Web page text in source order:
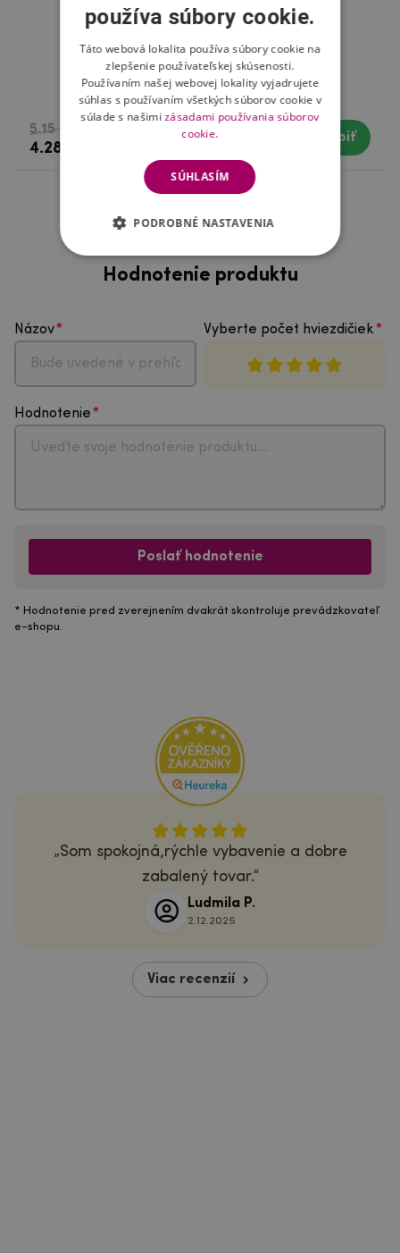
Swissten čistič displejov 2v1
5.15 €
4.28 €
Kúpiť
Hodnotenie produktu
Názov Vyberte počet hviezdičiek
Hodnotenie
Poslať hodnotenie
* Hodnotenie pred zverejnením dvakrát skontroluje prevádzkovateľ
e-shopu.
Som spokojná,rýchle vybavenie a dobre
zabalený tovar.
Ludmila P.
2.12.2025
Viac recenzií
používa súbory cookie.
Táto webová lokalita používa súbory cookie na
zlepšenie používateľskej skúsenosti.
Používaním našej webovej lokality vyjadrujete
súhlas s používaním všetkých súborov cookie v
súlade s našimizásadami používania súborov
cookie.
SÚHLASÍM
PODROBNÉ NASTAVENIA